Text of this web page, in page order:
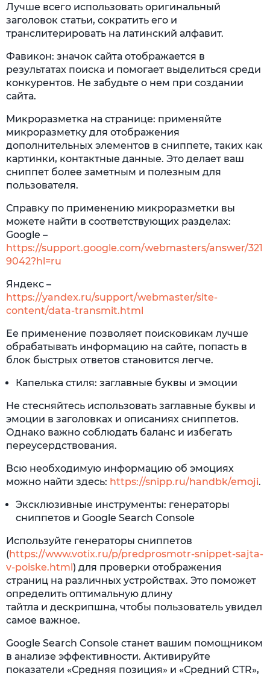
Лучше всего использовать оригинальный
заголовок статьи, сократить его и
транслитерировать на латинский алфавит.
Фавикон: значок сайта отображается в
результатах поиска и помогает выделиться среди
конкурентов. Не забудьте о нем при создании
сайта.
Микроразметка на странице: применяйте
микроразметку для отображения
дополнительных элементов в сниппете, таких как
картинки, контактные данные. Это делает ваш
сниппет более заметным и полезным для
пользователя.
Справку по применению микроразметки вы
можете найти в соответствующих разделах:
Google –
https://support.google.com/webmasters/answer/321
9042?hl=ru
Яндекс –
https://yandex.ru/support/webmaster/site-
content/data-transmit.html
Ее применение позволяет поисковикам лучше
обрабатывать информацию на сайте, попасть в
блок быстрых ответов становится легче.
Капелька стиля: заглавные буквы и эмоции
Не стесняйтесь использовать заглавные буквы и
эмоции в заголовках и описаниях сниппетов.
Однако важно соблюдать баланс и избегать
переусердствования.
Всю необходимую информацию об эмоциях
можно найти здесь: https://snipp.ru/handbk/emoji.
Эксклюзивные инструменты: генераторы
сниппетов и Google Search Console
Используйте генераторы сниппетов
(https://www.votix.ru/p/predprosmotr-snippet-sajta-
v-poiske.html) для проверки отображения
страниц на различных устройствах. Это поможет
определить оптимальную длину
тайтла и дескрипшна, чтобы пользователь увидел
самое важное.
Google Search Console станет вашим помощником
в анализе эффективности. Активируйте
показатели «Средняя позиция» и «Средний CTR»,